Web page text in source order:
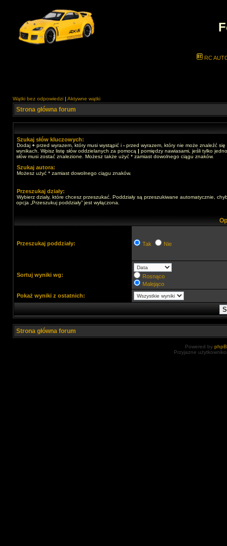
RC
Wątki bez odpowiedzi | Aktywne wątki
Strona główna forum
Szukaj słów kluczowych:
Dodaj + przed wyrazem, który musi wystąpić i - przed wyrazem, który nie może znaleźć się
wynikach. Wpisz listę słów oddzielanych za pomocą | pomiędzy nawiasami, jeśli tylko
słów musi zostać znalezione. Możesz także użyć * zamiast dowolnego ciągu znaków.
Szukaj autora:
Możesz użyć * zamiast dowolnego ciągu znaków.
Przeszukaj działy:
Wybierz działy, które chcesz przeszukać. Poddziały są przeszukiwane automatycznie,
opcja „Przeszukuj poddziały” jest wyłączona.
Przeszukaj poddziały: Tak Nie
Sortuj wyniki wg:
Rosnąco
Malejąco
Pokaż wyniki z ostatnich:
Strona główna forum
Powered by
Przyjazne